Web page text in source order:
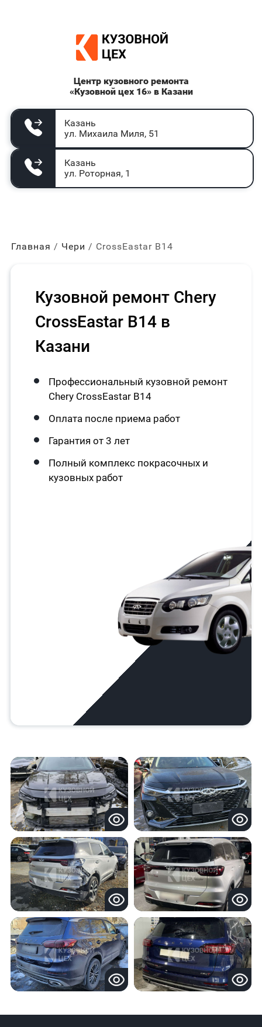
Центр кузовного ремонта
«Кузовной цех 16» в Казани
Казань
ул. Михаила Миля, 51
Казань
ул. Роторная, 1
Главная Чери CrossEastar B14
Кузовной ремонт Chery
CrossEastar B14 в
Казани
Профессиональный кузовной ремонт
Chery CrossEastar B14
Оплата после приема работ
Гарантия от 3 лет
Полный комплекс покрасочных и
кузовных работ